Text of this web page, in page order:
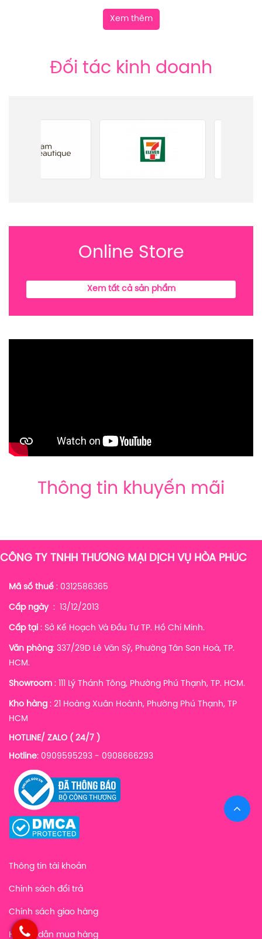
Xem thêm
Đối tác kinh doanh
Online Store
Xem tất cả sản phẩm
Thông tin khuyến mãi
CÔNG TY TNHH THƯƠNG MẠI DỊCH VỤ HÒA PHÚC
Mã số thuế : 0312586365
Cấp ngày: 13/12/2013
Cấp tại : Sở Kế Hoạch Và Đầu Tư TP. Hồ Chí Minh.
Văn phòng: 337/29D Lê Văn Sỹ, Phường Tân Sơn Hoà, TP.
HCM.
Showroom : 111 Lý Thánh Tông, Phường Phú Thạnh, TP. HCM.
Kho hàng : 21 Hoàng Xuân Hoành, Phường Phú Thạnh, TP
HCM
HOTLINE/ ZALO ( 24/7 )
Hotline: 0909595293 - 0908666293
Thông tin tài khoản
Chính sách đổi trả
Chính sách giao hàng
Hướng dẫn mua hàng